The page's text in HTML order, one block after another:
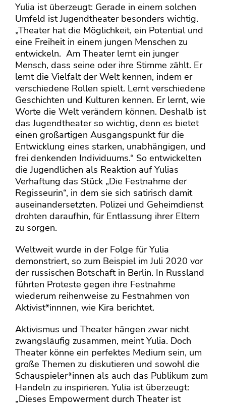
Yulia ist überzeugt: Gerade in einem solchen
Umfeld ist Jugendtheater besonders wichtig.
„Theater hat die Möglichkeit, ein Potential und
eine Freiheit in einem jungen Menschen zu
entwickeln. Am Theater lernt ein junger
Mensch, dass seine oder ihre Stimme zählt. Er
lernt die Vielfalt der Welt kennen, indem er
verschiedene Rollen spielt. Lernt verschiedene
Geschichten und Kulturen kennen. Er lernt, wie
Worte die Welt verändern können. Deshalb ist
das Jugendtheater so wichtig, denn es bietet
einen großartigen Ausgangspunkt für die
Entwicklung eines starken, unabhängigen, und
frei denkenden Individuums.“ So entwickelten
die Jugendlichen als Reaktion auf Yulias
Verhaftung das Stück „Die Festnahme der
Regisseurin“, in dem sie sich satirisch damit
auseinandersetzten. Polizei und Geheimdienst
drohten daraufhin, für Entlassung ihrer Eltern
zu sorgen.
Weltweit wurde in der Folge für Yulia
demonstriert, so zum Beispiel im Juli 2020 vor
der russischen Botschaft in Berlin. In Russland
führten Proteste gegen ihre Festnahme
wiederum reihenweise zu Festnahmen von
Aktivist*innnen, wie Kira berichtet.
Aktivismus und Theater hängen zwar nicht
zwangsläufig zusammen, meint Yulia. Doch
Theater könne ein perfektes Medium sein, um
große Themen zu diskutieren und sowohl die
Schauspieler*innen als auch das Publikum zum
Handeln zu inspirieren. Yulia ist überzeugt:
„Dieses Empowerment durch Theater ist